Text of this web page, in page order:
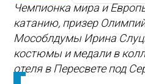
Чемпионка мира и
катанию, призер
Мособлдумы Ирина
костюмы и медали в
отеля в Пересвете под